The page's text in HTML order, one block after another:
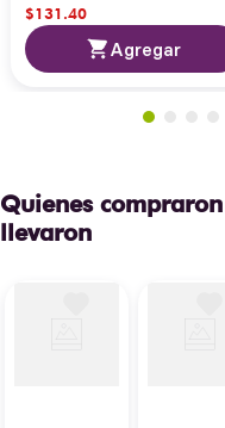
$131.40
Agregar
Quienes
llevaron